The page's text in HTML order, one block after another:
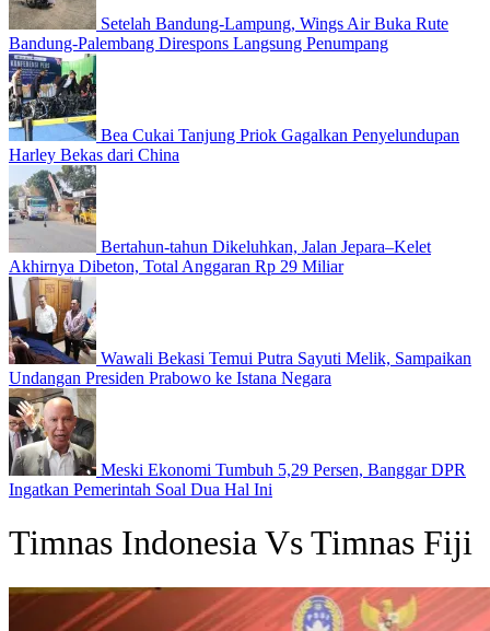
Setelah Bandung-Lampung, Wings Air Buka Rute
Bandung-Palembang Direspons Langsung Penumpang
Bea Cukai Tanjung Priok Gagalkan Penyelundupan
Harley Bekas dari China
Bertahun-tahun Dikeluhkan, Jalan Jepara–Kelet
Akhirnya Dibeton, Total Anggaran Rp 29 Miliar
Wawali Bekasi Temui Putra Sayuti Melik, Sampaikan
Undangan Presiden Prabowo ke Istana Negara
Meski Ekonomi Tumbuh 5,29 Persen, Banggar DPR
Ingatkan Pemerintah Soal Dua Hal Ini
Timnas Indonesia Vs Timnas Fiji